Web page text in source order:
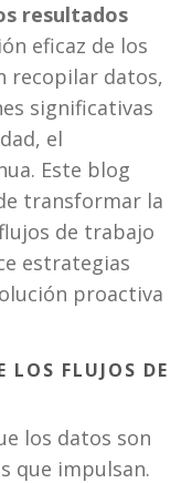
resultados
eficaz de los
recopilar datos,
significativas
el
Este blog
transformar la
de trabajo
estrategias
proactiva
LOS FLUJOS DE
los datos son
que impulsan.